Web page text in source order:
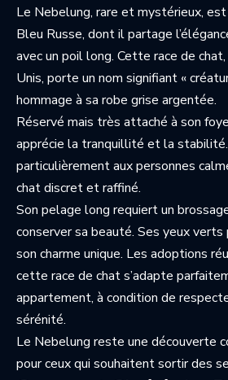
Le Nebelung, rare et mystérieux,
Bleu Russe, dont il partage
avec un poil long. Cette race de
Unis, porte un nom signifiant «
hommage à sa robe grise argentée.
Réservé mais très attaché à son
apprécie la tranquillité et la
particulièrement aux personnes
chat discret et raffiné.
Son pelage long requiert un
conserver sa beauté. Ses yeux
son charme unique. Les adoptions
cette race de chat s’adapte
appartement, à condition de
sérénité.
Le Nebelung reste une découverte
pour ceux qui souhaitent sortir des